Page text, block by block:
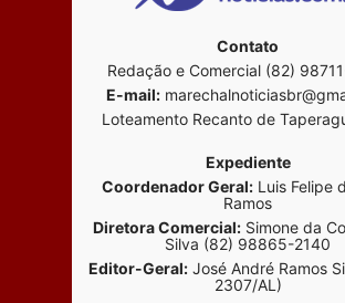
Contato
Redação e Comercial (82)
E-mail:
Loteamento Recanto de
Expediente
Coordenador Geral:Luis Felipe
Ramos
Diretora Comercial: Simone da
Silva (82) 98865-2140
Editor-Geral:José André Ramos
2307/AL)